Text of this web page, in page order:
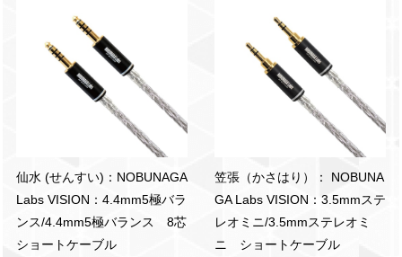
仙水 (せんすい)：NOBUNAGA
Labs VISION：4.4mm5極バラ
ンス/4.4mm5極バランス 8芯
ショートケーブル
笠張（かさはり）： NOBUNA
GA Labs VISION：3.5mmステ
レオミニ/3.5mmステレオミ
ニ ショートケーブル